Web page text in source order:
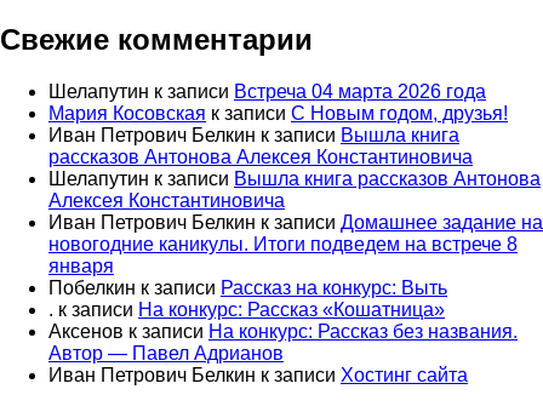
Свежие комментарии
Шелапутин к записи Встреча 04 марта 2026 года
Мария Косовская к записи С Новым годом, друзья!
Иван Петрович Белкин к записи Вышла книга
рассказов Антонова Алексея Константиновича
Шелапутин к записи Вышла книга рассказов Антонова
Алексея Константиновича
Иван Петрович Белкин к записи Домашнее задание на
новогодние каникулы. Итоги подведем на встрече 8
января
Побелкин к записи Рассказ на конкурс: Выть
. к записи На конкурс: Рассказ «Кошатница»
Аксенов к записи На конкурс: Рассказ без названия.
Автор — Павел Адрианов
Иван Петрович Белкин к записи Хостинг сайта